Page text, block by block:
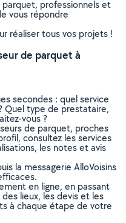
professionnels et
vous répondre
réaliser tous vos projets !
de parquet à
secondes : quel service
Quel type de prestataire,
vous ?
de parquet, proches
consultez les services
les notes et avis
la messagerie AlloVoisins
en ligne, en passant
lieux, les devis et les
à chaque étape de votre